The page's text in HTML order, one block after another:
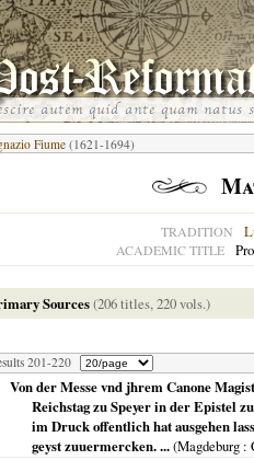
Fiume (1621-1694)
TRADITION
ACADEMIC TITLE
Sources(206 titles, 220 vols.)
201-220
Von der Messe vnd jhrem Canone
Reichstag zu Speyer in der Epistel
im Druck offentlich hat ausgehen
geyst zuuermercken. ...(Magdeburg :